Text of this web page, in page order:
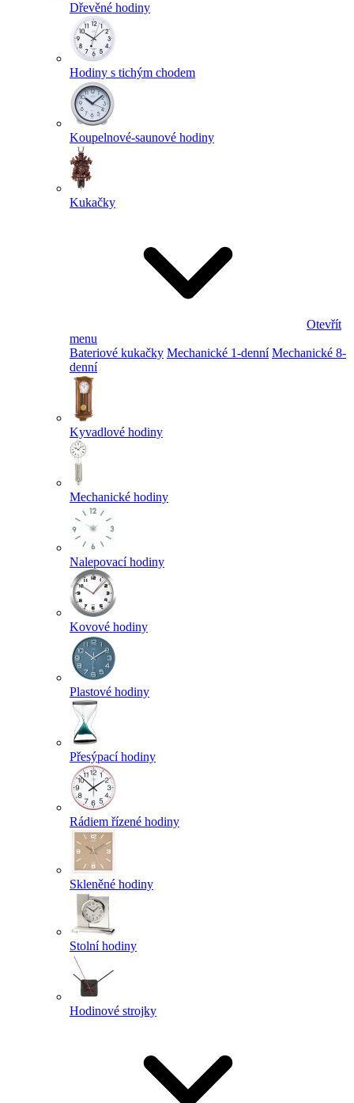
Dřevěné hodiny
Hodiny s tichým chodem
Koupelnové-saunové hodiny
Kukačky
Otevřít
menu
Bateriové kukačky Mechanické 1-denní Mechanické 8-
denní
Kyvadlové hodiny
Mechanické hodiny
Nalepovací hodiny
Kovové hodiny
Plastové hodiny
Přesýpací hodiny
Rádiem řízené hodiny
Skleněné hodiny
Stolní hodiny
Hodinové strojky